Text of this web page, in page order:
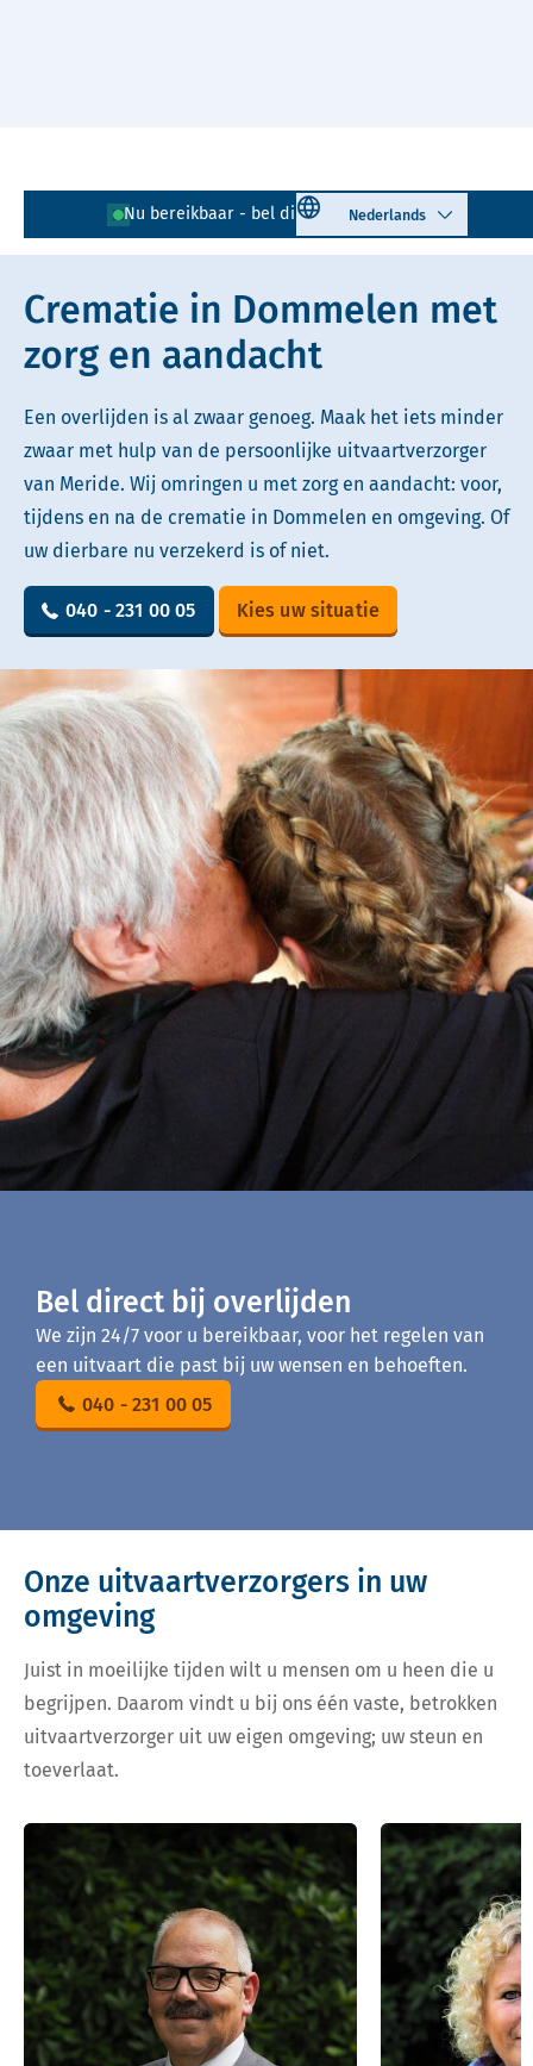
Nu bereikbaar - bel direct! 040 - 231 00 05
Select language
Lees voor Uitleg woorden
Simpele tekst
Crematie in Dommelen met
zorg en aandacht
Een overlijden is al zwaar genoeg. Maak het iets minder
zwaar met hulp van de persoonlijke uitvaartverzorger
van Meride. Wij omringen u met zorg en aandacht: voor,
tijdens en na de crematie in Dommelen en omgeving. Of
uw dierbare nu verzekerd is of niet.
040 - 231 00 05 Kies uw situatie
Bel direct bij overlijden
We zijn 24/7 voor u bereikbaar, voor het regelen van
een uitvaart die past bij uw wensen en behoeften.
040 - 231 00 05
Onze uitvaartverzorgers in uw
omgeving
Juist in moeilijke tijden wilt u mensen om u heen die u
begrijpen. Daarom vindt u bij ons één vaste, betrokken
uitvaartverzorger uit uw eigen omgeving; uw steun en
toeverlaat.